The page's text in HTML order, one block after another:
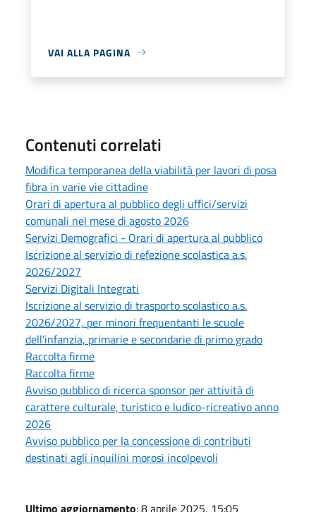
VAI ALLA PAGINA
Contenuti correlati
Modifica temporanea della viabilità per lavori di posa
fibra in varie vie cittadine
Orari di apertura al pubblico degli uffici/servizi
comunali nel mese di agosto 2026
Servizi Demografici - Orari di apertura al pubblico
Iscrizione al servizio di refezione scolastica a.s.
2026/2027
Servizi Digitali Integrati
Iscrizione al servizio di trasporto scolastico a.s.
2026/2027, per minori frequentanti le scuole
dell’infanzia, primarie e secondarie di primo grado
Raccolta firme
Raccolta firme
Avviso pubblico di ricerca sponsor per attività di
carattere culturale, turistico e ludico-ricreativo anno
2026
Avviso pubblico per la concessione di contributi
destinati agli inquilini morosi incolpevoli
Ultimo aggiornamento: 8 aprile 2025, 15:05